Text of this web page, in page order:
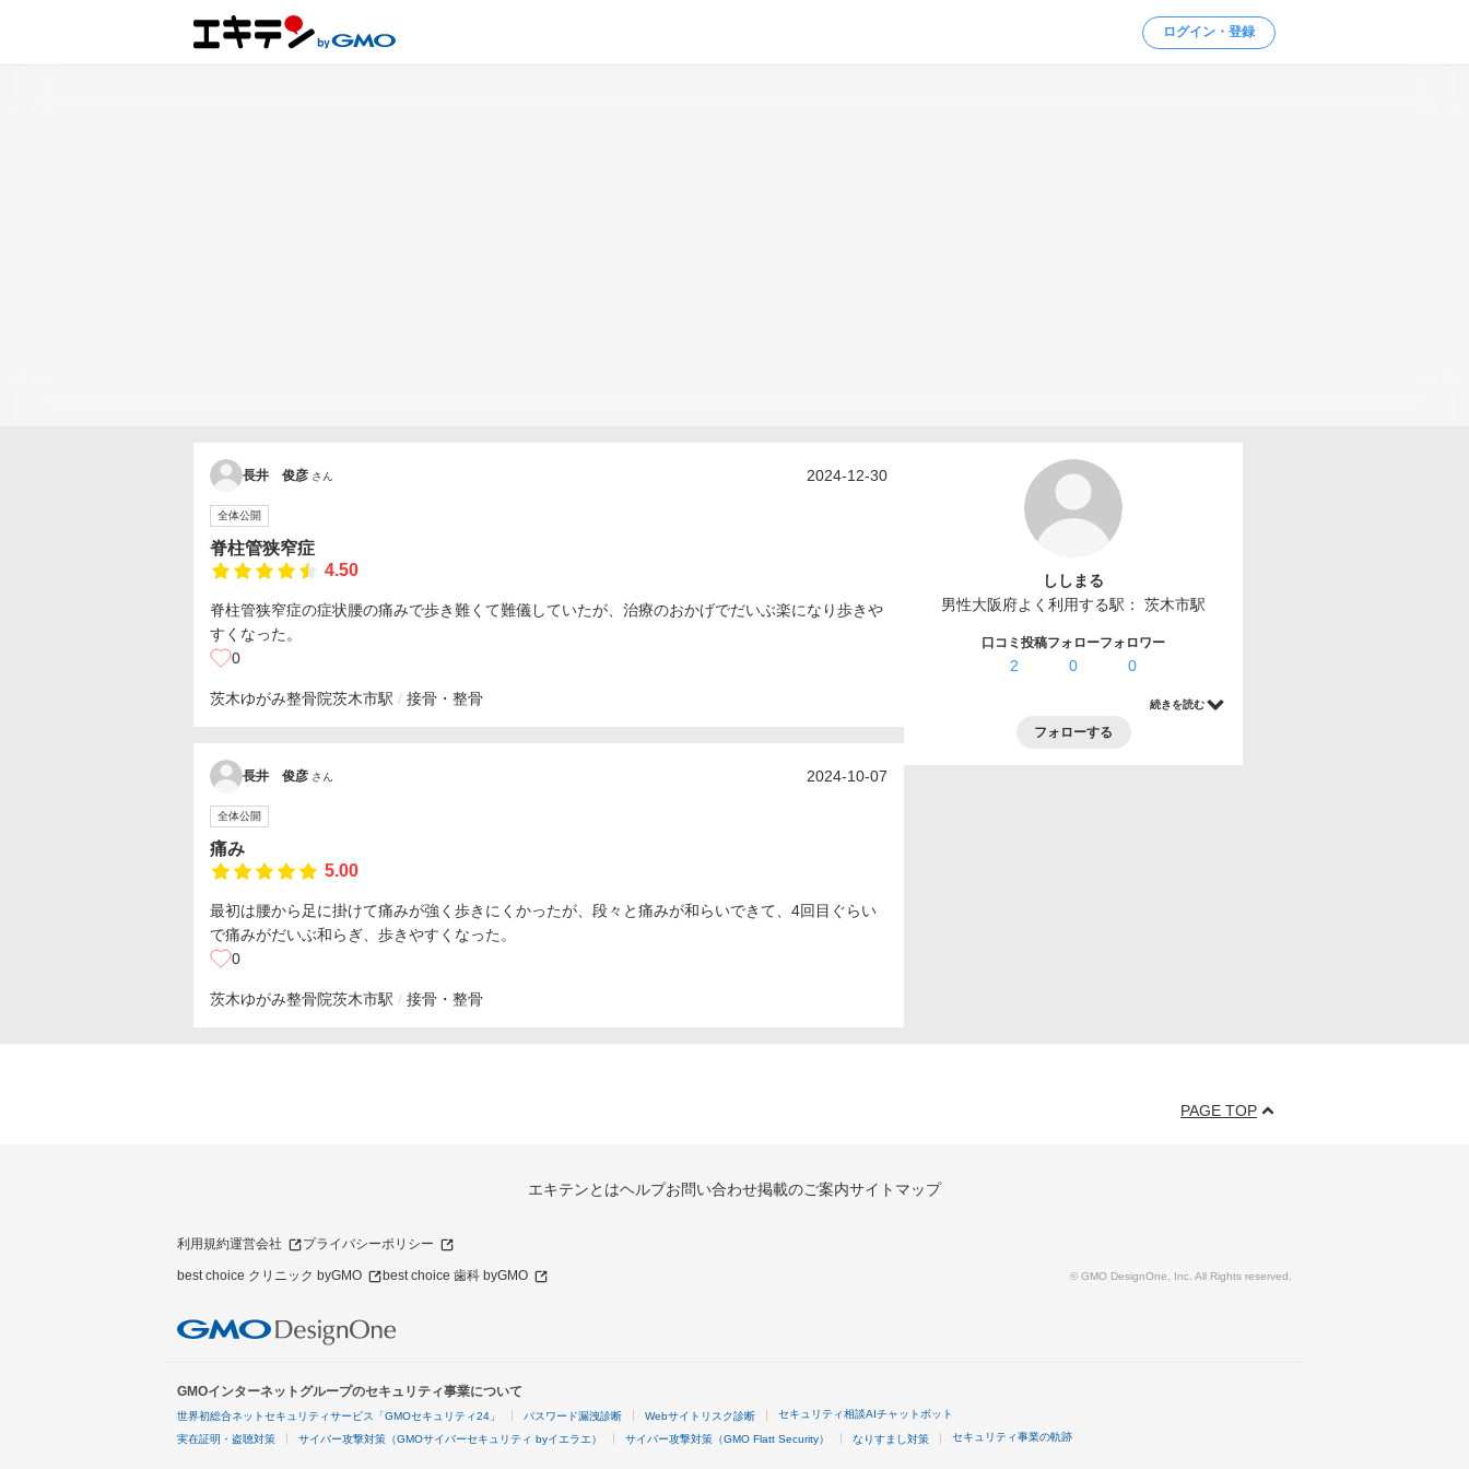
ログイン・登録
長井 俊彦 さん 2024-12-30
全体公開
脊柱管狭窄症
4.50
脊柱管狭窄症の症状腰の痛みで歩き難くて難儀していたが、治療のおかげでだいぶ楽になり歩きや
すくなった。
0
茨木ゆがみ整骨院茨木市駅 接骨・整骨
長井 俊彦 さん 2024-10-07
全体公開
痛み
5.00
最初は腰から足に掛けて痛みが強く歩きにくかったが、段々と痛みが和らいできて、4回目ぐらい
で痛みがだいぶ和らぎ、歩きやすくなった。
0
茨木ゆがみ整骨院茨木市駅 接骨・整骨
ししまる
男性大阪府よく利用する駅： 茨木市駅
口コミ投稿
2
フォロー
0
フォロワー
0
続きを読む
フォローする
PAGE TOP
エキテンとはヘルプお問い合わせ掲載のご案内サイトマップ
利用規約運営会社 プライバシーポリシー
best choice クリニック byGMO best choice 歯科 byGMO © GMO DesignOne, Inc. All Rights reserved.
GMOインターネットグループのセキュリティ事業について
世界初総合ネットセキュリティサービス「GMOセキュリティ24」 パスワード漏洩診断 Webサイトリスク診断 セキュリティ相談AIチャットボット
実在証明・盗聴対策 サイバー攻撃対策（GMOサイバーセキュリティ byイエラエ） サイバー攻撃対策（GMO Flatt Security） なりすまし対策 セキュリティ事業の軌跡